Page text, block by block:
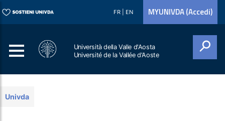
FR EN MYUNIVDA (Accedi)
Università della Valle d'Aosta
Université de la Vallée d'Aoste
Univda